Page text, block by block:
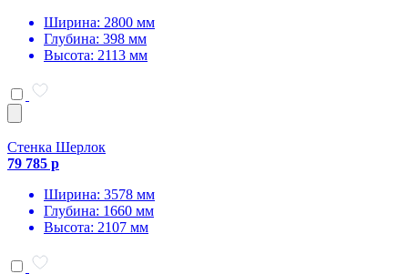
Ширина: 2800 мм
Глубина: 398 мм
Высота: 2113 мм
Стенка Шерлок
79 785 р
Ширина: 3578 мм
Глубина: 1660 мм
Высота: 2107 мм